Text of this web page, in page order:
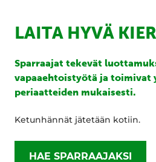
LAITA HYVÄ
Sparraajat tekevät
vapaaehtoistyötä ja toimivat
periaatteiden mukaisesti.
Ketunhännät jätetään kotiin.
HAE SPARRAAJAKSI